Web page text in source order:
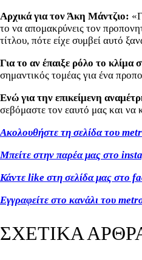
Αρχικά για τον Άκη Μάντζιο:
το να απομακρύνεις τον
τίτλου, πότε είχε συμβεί αυτό
Για το αν έπαιξε ρόλο το κλίμα
σημαντικός τομέας για ένα
Ενώ για την επικείμενη
σεβόμαστε τον εαυτό μας και
Ακολουθήστε τη σελίδα του
Μπείτε στην παρέα μας στο
Κάντε like στη σελίδα μας στο
Εγγραφείτε στο κανάλι του
ΣΧΕΤΙΚΑ